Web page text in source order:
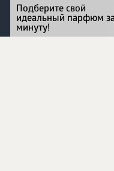
Перейти на сайт
Подберите свой
идеальный парфюм
минуту!